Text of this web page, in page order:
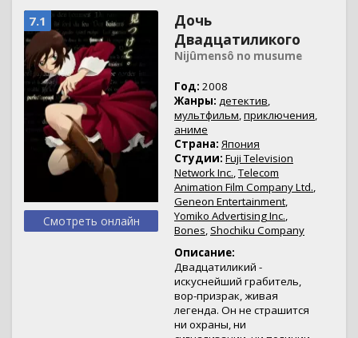
7.1
Смотреть онлайн
Дочь
Двадцатиликого
Nijûmensô no musume
Год: 2008
Жанры: детектив,
мультфильм,приключения,
аниме
Страна: Япония
Студии: Fuji Television
Network Inc.,Telecom
Animation Film Company Ltd.,
Geneon Entertainment,
Yomiko Advertising Inc.,
Bones,Shochiku Company
Описание:
Двадцатиликий -
искуснейший грабитель,
вор-призрак, живая
легенда. Он не страшится
ни охраны, ни